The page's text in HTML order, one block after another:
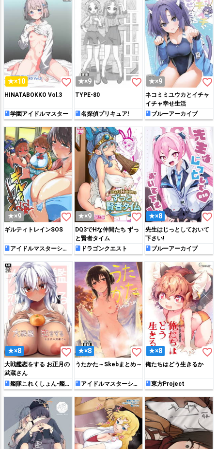
★×10 favorite_border
HINATABOKKO Vol.3
学園アイドルマスター
★×9 favorite_border
TYPE-80
名探偵プリキュア!
★×9 favorite_border
ネコミミユウカとイチャ
イチャ幸せ生活
ブルーアーカイブ
★×9 favorite_border
ギルティトレインSOS
アイドルマスターシン
デレラガールズ
★×9 favorite_border
DQ3でHな仲間たち ずっ
と賢者タイム
ドラゴンクエスト
★×8 favorite_border
先生はじっとしておいて
下さい!
ブルーアーカイブ
★×8 favorite_border
大戦艦恋をする お正月の
武蔵さん
艦隊これくしょん-艦こ
れ-
★×8 favorite_border
うたかた～Skebまとめ～
アイドルマスターシン
デレラガールズ
★×8 favorite_border
俺たちはどう生きるか
東方Project